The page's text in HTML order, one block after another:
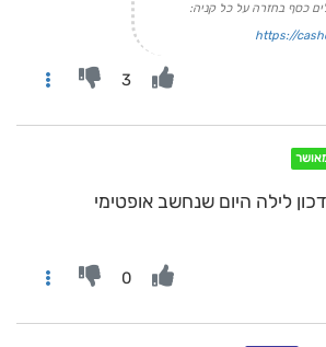
כסף בחזרה על כל קניה:
https://
3
לילה היום שנחשב אופטימי
0